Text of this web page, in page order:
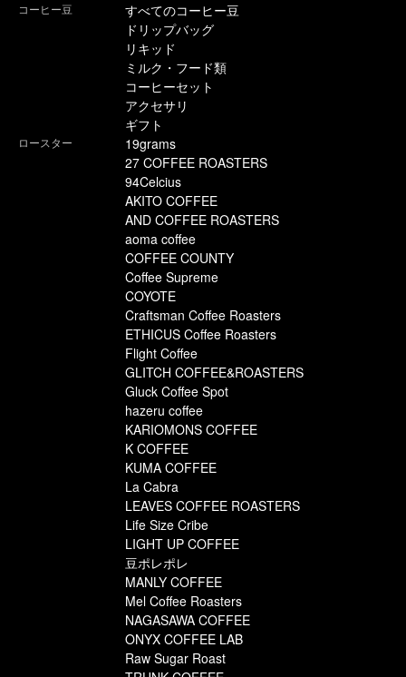
コーヒー豆
すべてのコーヒー豆
ドリップバッグ
リキッド
ミルク・フード類
コーヒーセット
アクセサリ
ギフト
ロースター
19grams
27 COFFEE ROASTERS
94Celcius
AKITO COFFEE
AND COFFEE ROASTERS
aoma coffee
COFFEE COUNTY
Coffee Supreme
COYOTE
Craftsman Coffee Roasters
ETHICUS Coffee Roasters
Flight Coffee
GLITCH COFFEE&ROASTERS
Gluck Coffee Spot
hazeru coffee
KARIOMONS COFFEE
K COFFEE
KUMA COFFEE
La Cabra
LEAVES COFFEE ROASTERS
Life Size Cribe
LIGHT UP COFFEE
豆ポレポレ
MANLY COFFEE
Mel Coffee Roasters
NAGASAWA COFFEE
ONYX COFFEE LAB
Raw Sugar Roast